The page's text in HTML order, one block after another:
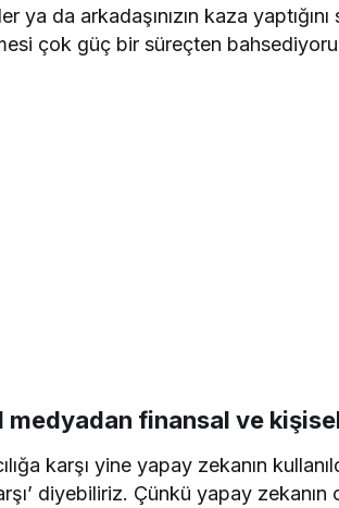
ya da arkadaşınızın kaza
çok güç bir süreçten
medyadan finansal ve
karşı yine yapay zekanın
diyebiliriz. Çünkü yapay zekanın